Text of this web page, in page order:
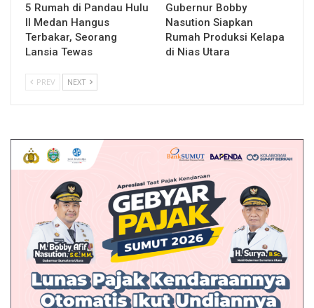
5 Rumah di Pandau Hulu
II Medan Hangus
Terbakar, Seorang
Lansia Tewas
Gubernur Bobby
Nasution Siapkan
Rumah Produksi Kelapa
di Nias Utara
PREV NEXT